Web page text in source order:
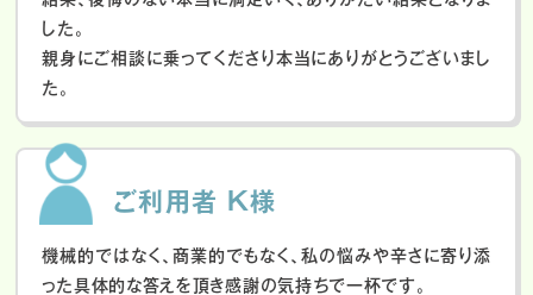
した。
親身にご相談に乗ってくださり本当にありがとうございまし
た。
ご利用者 K様
機械的ではなく、商業的でもなく、私の悩みや辛さに寄り添
った具体的な答えを頂き感謝の気持ちで一杯です。